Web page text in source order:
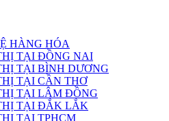
HÀNG HÓA
TẠI ĐỒNG NAI
TẠI BÌNH DƯƠNG
TẠI CẦN THƠ
TẠI LÂM ĐỒNG
TẠI ĐẮK LẮK
TẠI TPHCM